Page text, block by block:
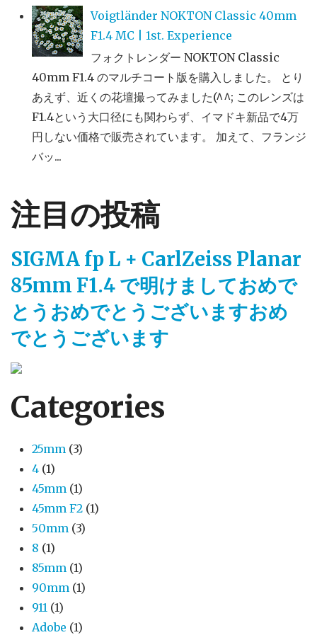
Voigtländer NOKTON Classic 40mm
F1.4 MC | 1st. Experience
フォクトレンダー NOKTON Classic
40mm F1.4 のマルチコート版を購入しました。 とり
あえず、近くの花壇撮ってみました(^^; このレンズは
F1.4という大口径にも関わらず、イマドキ新品で4万
円しない価格で販売されています。 加えて、フランジ
バッ...
注目の投稿
SIGMA fp L + CarlZeiss Planar
85mm F1.4 で明けましておめで
とうおめでとうございますおめ
でとうございます
Categories
25mm (3)
4 (1)
45mm (1)
45mm F2 (1)
50mm (3)
8 (1)
85mm (1)
90mm (1)
911 (1)
Adobe (1)